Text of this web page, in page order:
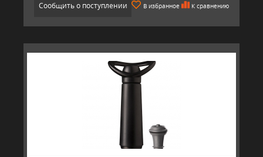
Сообщить о поступлении В избранное К сравнению